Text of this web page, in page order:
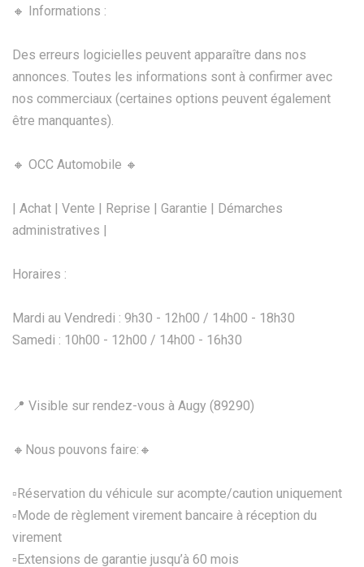
🔸 Informations :
Des erreurs logicielles peuvent apparaître dans nos
annonces. Toutes les informations sont à confirmer avec
nos commerciaux (certaines options peuvent également
être manquantes).
🔸 OCC Automobile 🔸
| Achat | Vente | Reprise | Garantie | Démarches
administratives |
Horaires :
Mardi au Vendredi : 9h30 - 12h00 / 14h00 - 18h30
Samedi : 10h00 - 12h00 / 14h00 - 16h30
📍 Visible sur rendez-vous à Augy (89290)
🔸Nous pouvons faire:🔸
▫️Réservation du véhicule sur acompte/caution uniquement
▫️Mode de règlement virement bancaire à réception du
virement
▫️Extensions de garantie jusqu’à 60 mois